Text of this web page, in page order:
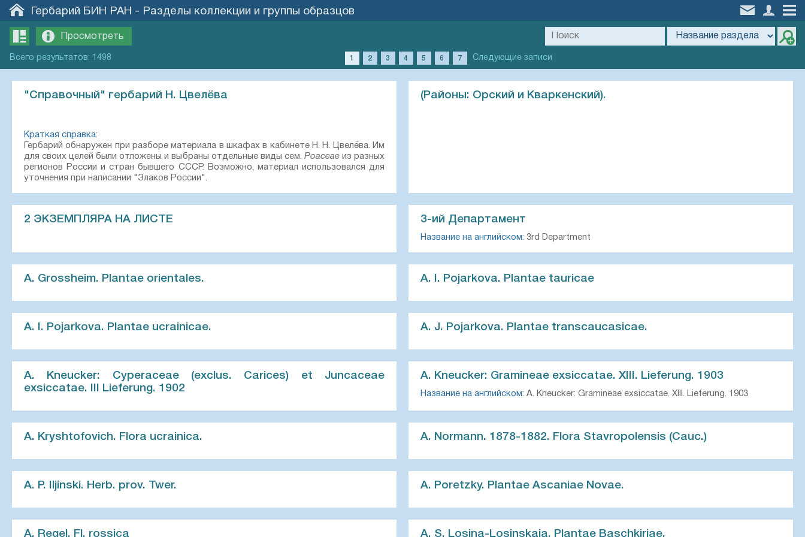
Гербарий БИН РАН - Разделы коллекции и группы образцов
Просмотреть
Всего результатов: 1498 1 2 3 4 5 6 7 Следующие записи
"Справочный" гербарий Н. Цвелёва
Краткая справка:
Гербарий обнаружен при разборе материала в шкафах в кабинете Н. Н. Цвелёва. Им
для своих целей были отложены и выбраны отдельные виды сем. Poaceaeиз разных
регионов России и стран бывшего СССР. Возможно, материал использовался для
уточнения при написании "Злаков России".
(Районы: Орский и Кваркенский).
2 ЭКЗЕМПЛЯРА НА ЛИСТЕ 3-ий Департамент
Название на английском: 3rd Department
A. Grossheim. Plantae orientales. A. I. Pojarkova. Plantae tauricae
A. I. Pojarkova. Plantae ucrainicae. A. J. Pojarkova. Plantae transcaucasicae.
A. Kneucker: Cyperaceae (exclus. Carices) et Juncaceae
exsiccatae. III Lieferung. 1902
A. Kneucker: Gramineae exsiccatae. XIII. Lieferung. 1903
Название на английском: A. Kneucker: Gramineae exsiccatae. XIII. Lieferung. 1903
A. Kryshtofovich. Flora ucrainica. A. Normann. 1878-1882. Flora Stavropolensis (Cauc.)
A. P. Iljinski. Herb. prov. Twer. A. Poretzky. Plantae Ascaniae Novae.
A. Regel. Fl. rossica A. S. Losina-Losinskaja. Plantae Baschkiriae.